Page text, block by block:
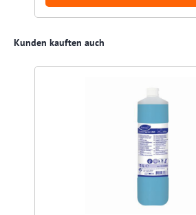
Produktgalerie überspringen
Kunden kauften auch